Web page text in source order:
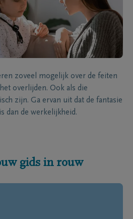
zoveel mogelijk over de feiten
overlijden. Ook als die
zijn. Ga ervan uit dat de fantasie
dan de werkelijkheid.
gids in rouw